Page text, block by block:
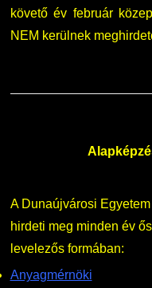
követő év február
NEM kerülnek
A Dunaújvárosi
hirdeti meg minden év
levelezős formában:
Anyagmérnöki